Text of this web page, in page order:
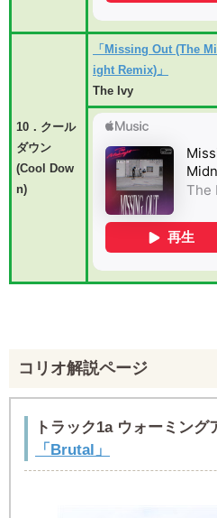
10．クール
ダウン
(Cool Dow
n)
「Missing Out (The
ight Remix)」
The Ivy
コリオ解説ページ
トラック1a ウォーミング
「Brutal」